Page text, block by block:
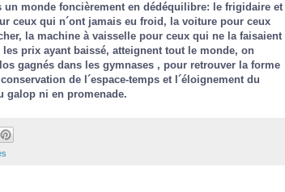
un monde foncièrement en dédéquilibre: le frigidaire et
ceux qui n´ont jamais eu froid, la voiture pour ceux
la machine à vaisselle pour ceux qui ne la faisaient
prix ayant baissé, atteignent tout le monde, on
gagnés dans les gymnases , pour retrouver la forme
de l´espace-temps et l´éloignement du
galop ni en promenade.